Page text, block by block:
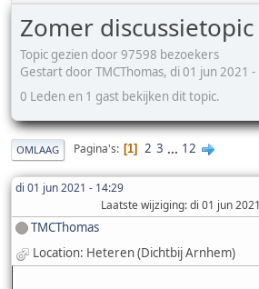
Zomer discussietopic
Topic gezien door 97598 bezoekers
Gestart door TMCThomas, di 01 jun 2021 -
0 Leden en 1 gast bekijken dit topic.
OMLAAG Pagina's 1 2 3 ... 12
di 01 jun 2021 - 14:29
Laatste wijziging: di 01 jun
TMCThomas
Location: Heteren (Dichtbij Arnhem)